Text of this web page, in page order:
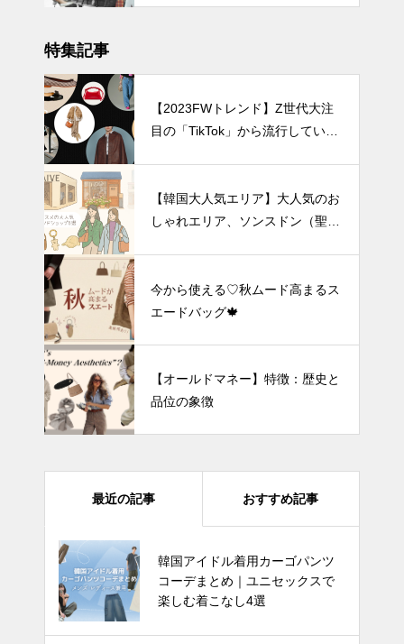
特集記事
【2023FWトレンド】Z世代大注
目の「TikTok」から流行している
【韓国大人気エリア】大人気のお
しゃれエリア、ソンスドン（聖水
今から使える♡秋ムード高まるス
エードバッグ🍁
【オールドマネー】特徴：歴史と
品位の象徴
最近の記事 おすすめ記事
韓国アイドル着用カーゴパンツ
コーデまとめ｜ユニセックスで
楽しむ着こなし4選
可愛い水着が見つかる！今夏 韓
国のワンピース水着＆ビキニ水着